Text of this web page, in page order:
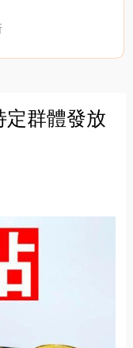
定群體發放